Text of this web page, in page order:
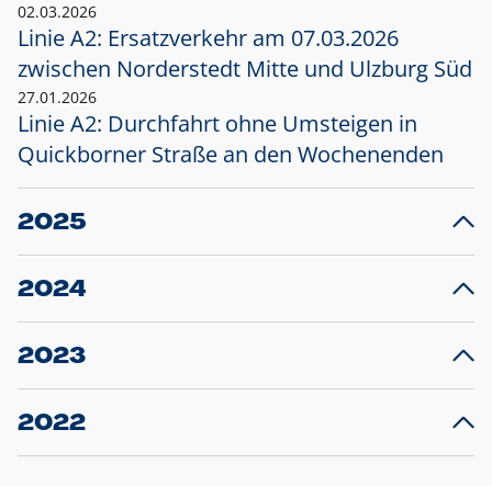
02.03.2026
Linie A2: Ersatzverkehr am 07.03.2026
zwischen Norderstedt Mitte und Ulzburg Süd
27.01.2026
Linie A2: Durchfahrt ohne Umsteigen in
Quickborner Straße an den Wochenenden
2025
23.12.2025
Projekt S5: Start der Bauarbeiten am
2024
10.12.2024
Großprojekt S5: Sperrung der Bahnstraße in
2023
20.12.2023
Schleswig-Holstein verlängert den
2022
22.12.2022